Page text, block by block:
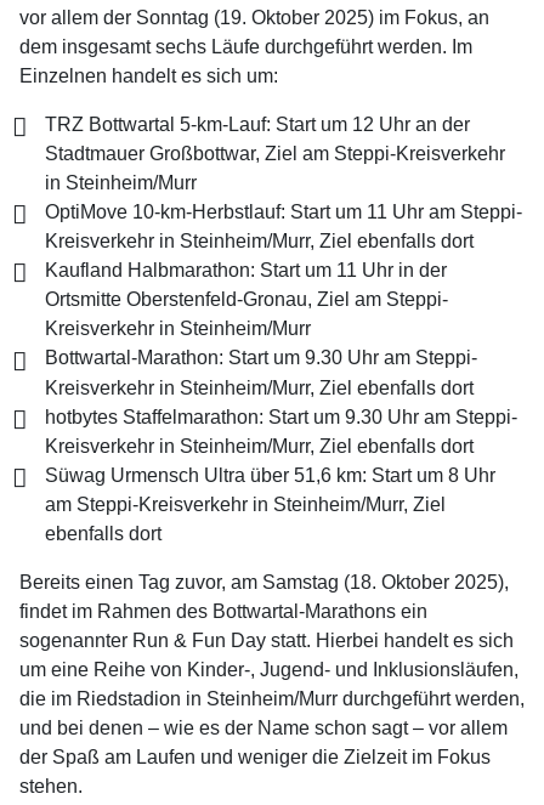
vor allem der Sonntag (19. Oktober 2025) im Fokus, an
dem insgesamt sechs Läufe durchgeführt werden. Im
Einzelnen handelt es sich um:
TRZ Bottwartal 5-km-Lauf: Start um 12 Uhr an der
Stadtmauer Großbottwar, Ziel am Steppi-Kreisverkehr
in Steinheim/Murr
OptiMove 10-km-Herbstlauf: Start um 11 Uhr am Steppi-
Kreisverkehr in Steinheim/Murr, Ziel ebenfalls dort
Kaufland Halbmarathon: Start um 11 Uhr in der
Ortsmitte Oberstenfeld-Gronau, Ziel am Steppi-
Kreisverkehr in Steinheim/Murr
Bottwartal-Marathon: Start um 9.30 Uhr am Steppi-
Kreisverkehr in Steinheim/Murr, Ziel ebenfalls dort
hotbytes Staffelmarathon: Start um 9.30 Uhr am Steppi-
Kreisverkehr in Steinheim/Murr, Ziel ebenfalls dort
Süwag Urmensch Ultra über 51,6 km: Start um 8 Uhr
am Steppi-Kreisverkehr in Steinheim/Murr, Ziel
ebenfalls dort
Bereits einen Tag zuvor, am Samstag (18. Oktober 2025),
findet im Rahmen des Bottwartal-Marathons ein
sogenannter Run & Fun Day statt. Hierbei handelt es sich
um eine Reihe von Kinder-, Jugend- und Inklusionsläufen,
die im Riedstadion in Steinheim/Murr durchgeführt werden,
und bei denen – wie es der Name schon sagt – vor allem
der Spaß am Laufen und weniger die Zielzeit im Fokus
stehen.